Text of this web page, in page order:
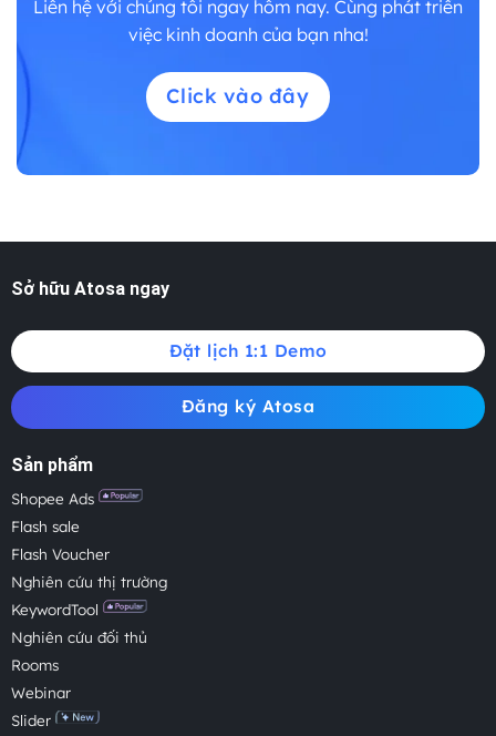
Liên hệ với chúng tôi ngay hôm nay. Cùng phát triển
việc kinh doanh của bạn nha!
Click vào đây
Sở hữu Atosa ngay
Đặt lịch 1:1 Demo
Đăng ký Atosa
Sản phẩm
Shopee Ads
Flash sale
Flash Voucher
Nghiên cứu thị trường
KeywordTool
Nghiên cứu đối thủ
Rooms
Webinar
Slider